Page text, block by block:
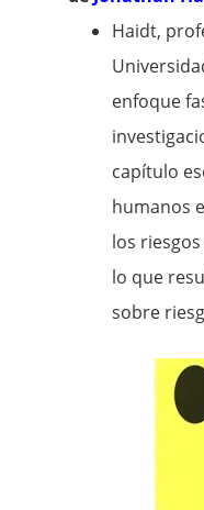
Haidt,
enfoque
capítulo
humanos
los
lo que
sobre